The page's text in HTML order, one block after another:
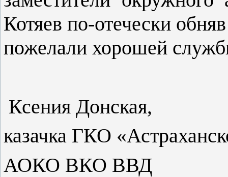
Котяев по-отечески
пожелали хорошей
Ксения Донская,
казачка ГКО
АОКО ВКО ВВД